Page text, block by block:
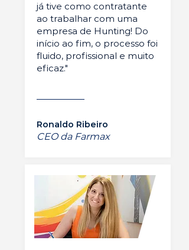
já tive como contratante
ao trabalhar com uma
empresa de Hunting! Do
início ao fim, o processo foi
fluido, profissional e muito
eficaz."
Ronaldo Ribeiro
CEO da Farmax